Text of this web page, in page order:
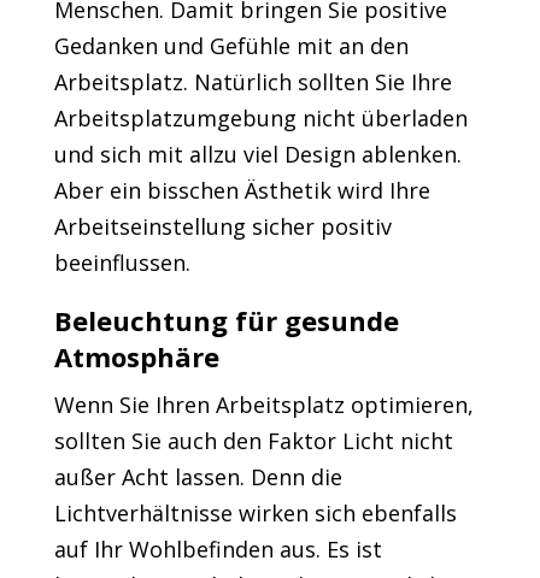
Menschen. Damit bringen Sie positive
Gedanken und Gefühle mit an den
Arbeitsplatz. Natürlich sollten Sie Ihre
Arbeitsplatzumgebung nicht überladen
und sich mit allzu viel Design ablenken.
Aber ein bisschen Ästhetik wird Ihre
Arbeitseinstellung sicher positiv
beeinflussen.
Beleuchtung für gesunde
Atmosphäre
Wenn Sie Ihren Arbeitsplatz optimieren,
sollten Sie auch den Faktor Licht nicht
außer Acht lassen. Denn die
Lichtverhältnisse wirken sich ebenfalls
auf Ihr Wohlbefinden aus. Es ist